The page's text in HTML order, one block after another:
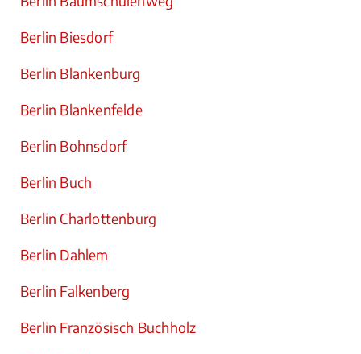
Berlin Biesdorf
Berlin Blankenburg
Berlin Blankenfelde
Berlin Bohnsdorf
Berlin Buch
Berlin Charlottenburg
Berlin Dahlem
Berlin Falkenberg
Berlin Französisch Buchholz